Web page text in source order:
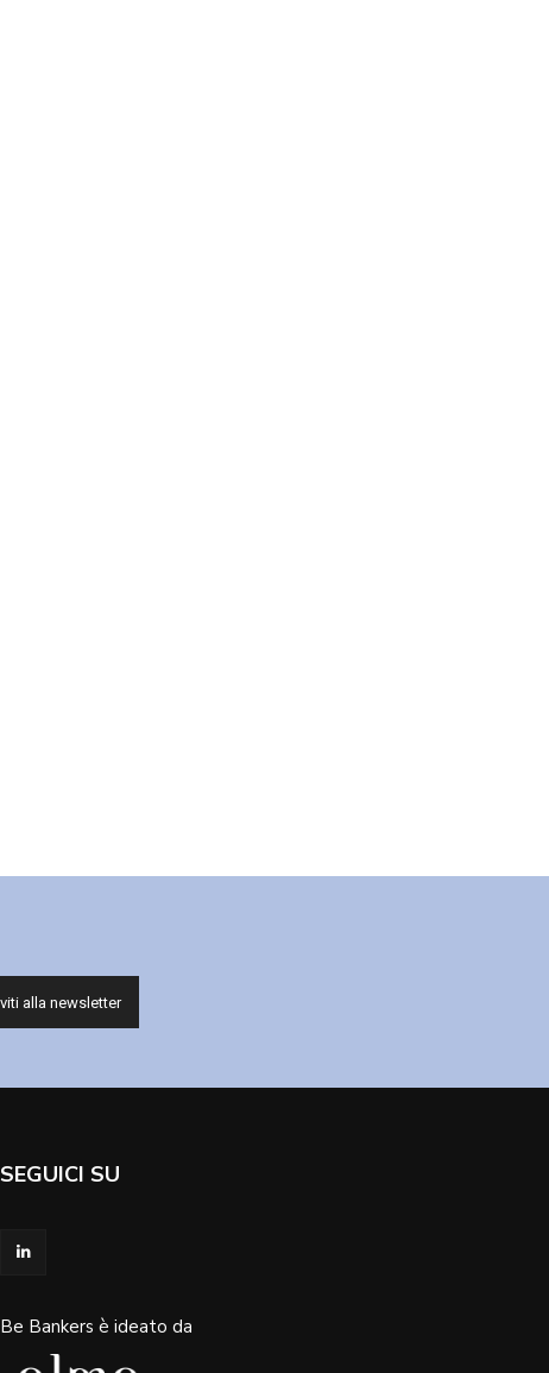
SEGUICI SU
Be Bankers è ideato da